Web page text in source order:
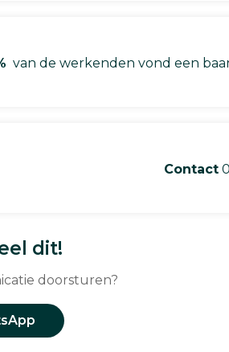
van de werkenden vond een
Contact
dit!
doorsturen?